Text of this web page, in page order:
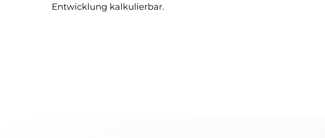
Entwicklung kalkulierbar.